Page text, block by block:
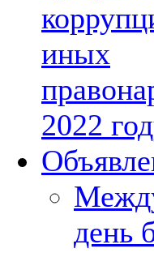
иных
2022
день